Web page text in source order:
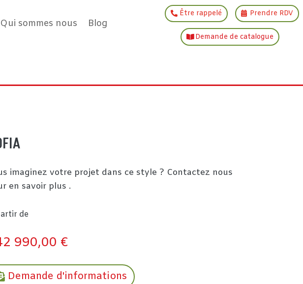
Qui sommes nous Blog
Être rappelé Prendre RDV
Demande de catalogue
imaginez votre projet dans ce style ? Contactez nous
en savoir plus .
de
990,00 €
Demande d'informations